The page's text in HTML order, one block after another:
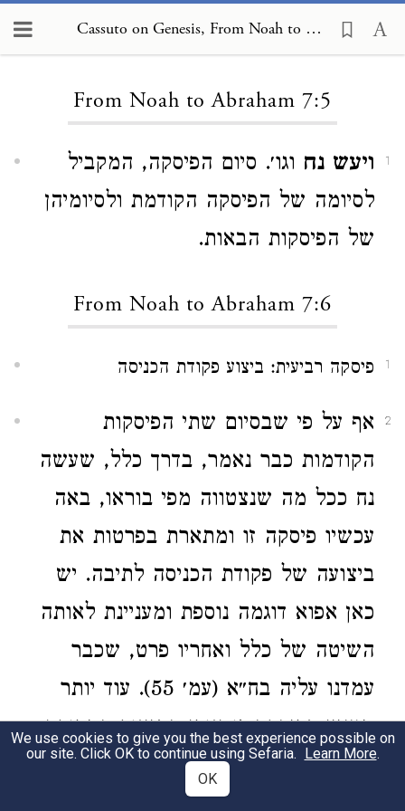
Cassuto on Genesis, From Noah to Abraham 7:5
From Noah to Abraham 7:5
1 ויעש נח וגו׳. סיום הפיסקה, המקביל
לסיומה של הפיסקה הקודמת ולסיומיהן
של הפיסקות הבאות.
From Noah to Abraham 7:6
1 פיסקה רביעית: ביצוע פקודת הכניסה
2
אף על פי שבסיום שתי הפיסקות
הקודמות כבר נאמר, בדרך כלל, שעשה
נח ככל מה שנצטווה מפי בוראו, באה
עכשיו פיסקה זו ומתארת בפרטות את
ביצועה של פקודת הכניסה לתיבה. יש
כאן אפוא דוגמה נוספת ומעניינת לאותה
השיטה של כלל ואחריו פרט, שכבר
עמדנו עליה בח״א (עמ׳ 55). עוד יותר
מעניין בפיסקה זו אופן התיאור המפורט,
ודמיונו לשיטה הנהוגה בשירת העלילה.
We use cookies to give you the best experience possible on
our site. Click OK to continue using Sefaria. Learn More.
OK